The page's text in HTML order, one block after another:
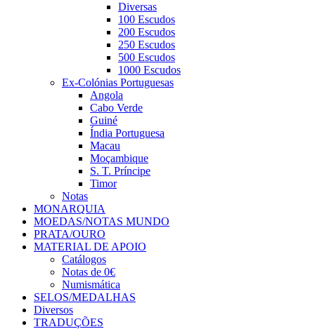
Diversas
100 Escudos
200 Escudos
250 Escudos
500 Escudos
1000 Escudos
Ex-Colónias Portuguesas
Angola
Cabo Verde
Guiné
Índia Portuguesa
Macau
Moçambique
S. T. Príncipe
Timor
Notas
MONARQUIA
MOEDAS/NOTAS MUNDO
PRATA/OURO
MATERIAL DE APOIO
Catálogos
Notas de 0€
Numismática
SELOS/MEDALHAS
Diversos
TRADUÇÕES